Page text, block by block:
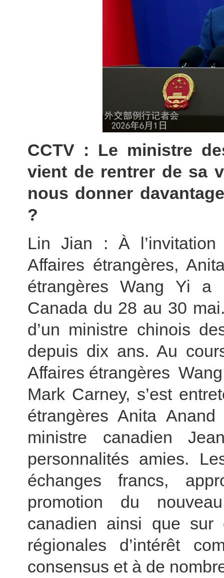
CCTV : Le ministre
vient de rentrer de sa
nous donner
?
Lin Jian : À
Affaires étrangères,
étrangères Wang Yi a
Canada du 28 au 30
d’un ministre chinois
depuis dix ans. Au
Affaires étrangères
Mark Carney, s’est
étrangères Anita
ministre canadien
personnalités amies.
échanges francs,
promotion du
canadien ainsi que sur
régionales d’intérêt
consensus et à de